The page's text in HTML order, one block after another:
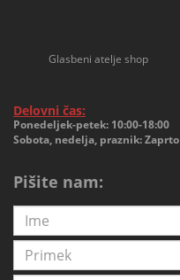
Glasbeni atelje shop
Delovni čas:
Ponedeljek-petek: 10:00-18:00
Sobota, nedelja, praznik: Zaprto
Pišite nam: